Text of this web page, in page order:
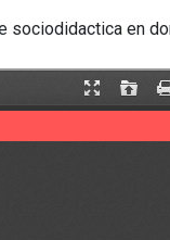
sociodidactica en